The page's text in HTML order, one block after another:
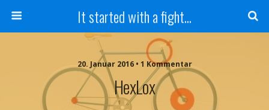
It started with a fight...
20. Januar 2016 • 1 Kommentar
HexLox